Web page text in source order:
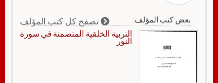
بعض كتب المؤلف: تصفح كل كتب المؤلف
التربية الخلقية المتضمنة في سورة
النور